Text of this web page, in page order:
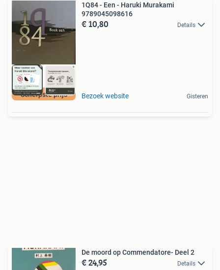
Scherpste prijs
1Q84 - Een - Haruki Murakami
9789045098616
€ 10,80 Details
Bezoek website Gisteren
De moord op Commendatore- Deel 2
€ 24,95 Details